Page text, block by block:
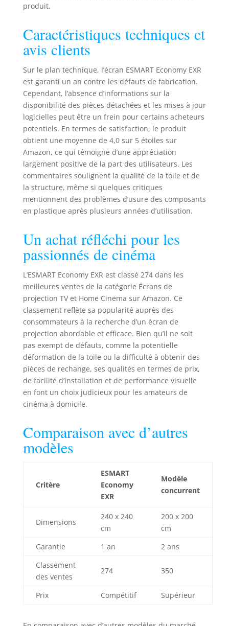
qualité d'image
exceptionnelle
supports.
produit.
Caractéristiques techniques et
avis clients
Sur le plan technique, l’écran ESMART Economy EXR
est garanti un an contre les défauts de fabrication.
Cependant, l’absence d’informations sur la
disponibilité des pièces détachées et les mises à jour
logicielles peut être un frein pour certains acheteurs
potentiels. En termes de satisfaction, le produit
obtient une moyenne de 4,0 sur 5 étoiles sur
Amazon, ce qui témoigne d’une appréciation
largement positive de la part des utilisateurs. Les
commentaires soulignent la qualité de la toile et de
la structure, même si quelques critiques
mentionnent des problèmes d’usure des composants
en plastique après plusieurs années d’utilisation.
Un achat réfléchi pour les
passionnés de cinéma
L’ESMART Economy EXR est classé 274 dans les
meilleures ventes de la catégorie Écrans de
projection TV et Home Cinema sur Amazon. Ce
classement reflète sa popularité auprès des
consommateurs à la recherche d’un écran de
projection abordable et efficace. Bien qu’il ne soit
pas exempt de défauts, comme la potentielle
déformation de la toile ou la difficulté à obtenir des
pièces de rechange, ses qualités en termes de prix,
de facilité d’installation et de performance visuelle
en font un choix judicieux pour les amateurs de
cinéma à domicile.
Comparaison avec d’autres
modèles
Critère
ESMART
Economy
EXR
Modèle
concurrent
Dimensions
240 x 240
cm
200 x 200
cm
Garantie
1 an
2 ans
Classement
des ventes
274 350
Prix Compétitif Supérieur